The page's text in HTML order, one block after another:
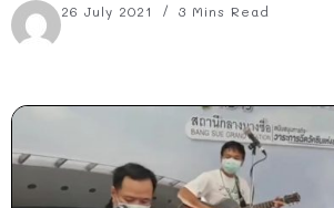
26 July 2021 3 Mins Read